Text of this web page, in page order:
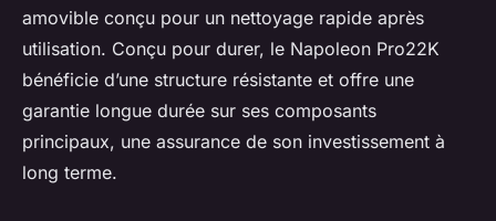
amovible conçu pour un nettoyage rapide après
utilisation. Conçu pour durer, le Napoleon Pro22K
bénéficie d’une structure résistante et offre une
garantie longue durée sur ses composants
principaux, une assurance de son investissement à
long terme.